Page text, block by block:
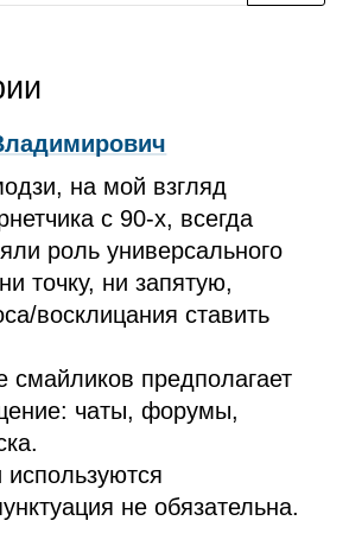
на мой взгляд
с 90‑х, всегда
роль универсального
точку, ни запятую,
восклицания ставить
смайликов предполагает
чаты, форумы,
не обязательна.